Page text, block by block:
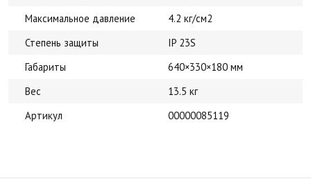
Максимальное давление
4.2 кг/см2
Степень защиты
IP 23S
Габариты
640×330×180 мм
Вес
13.5 кг
Артикул
00000085119